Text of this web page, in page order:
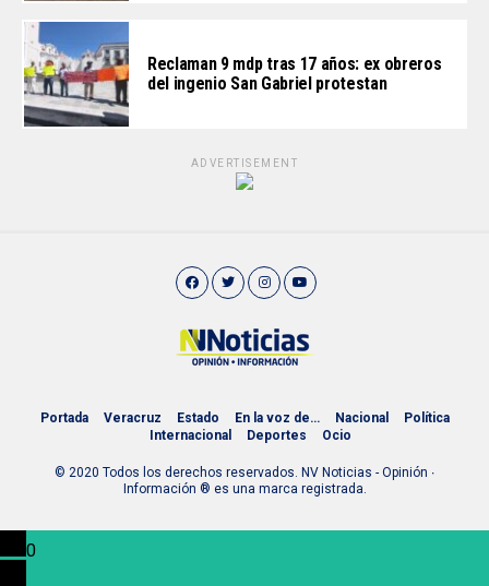
Reclaman 9 mdp tras 17 años: ex obreros
del ingenio San Gabriel protestan
ADVERTISEMENT
Portada Veracruz Estado En la voz de… Nacional
Política
Internacional
Deportes Ocio
© 2020 Todos los derechos reservados. NV Noticias - Opinión ∙
Información ® es una marca registrada.
0